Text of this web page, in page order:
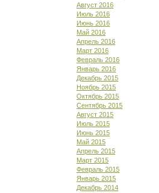
Август 2016
Июль 2016
Июнь 2016
Май 2016
Апрель 2016
Март 2016
Февраль 2016
Январь 2016
Декабрь 2015
Ноябрь 2015
Октябрь 2015
Сентябрь 2015
Август 2015
Июль 2015
Июнь 2015
Май 2015
Апрель 2015
Март 2015
Февраль 2015
Январь 2015
Декабрь 2014